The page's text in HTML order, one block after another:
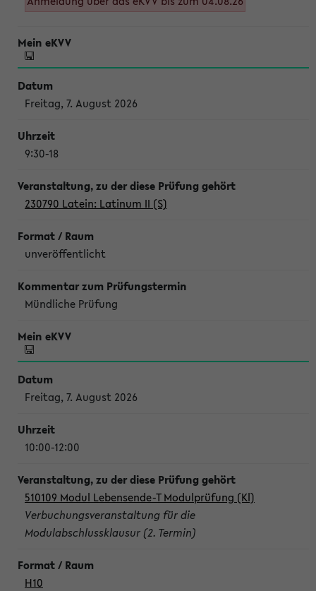
Freitag, 7. August 2026
9:30-18
230790 Latein: Latinum II (S)
unveröffentlicht
Mündliche Prüfung
Freitag, 7. August 2026
10:00-12:00
510109 Modul Lebensende-T Modulprüfung (Kl)
Verbuchungsveranstaltung für die
Modulabschlussklausur (2. Termin)
H10